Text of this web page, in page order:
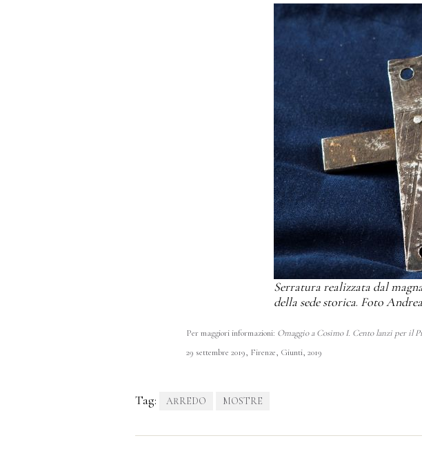
Serratura realizzata dal
della sede storica. Foto
Per maggiori informazioni: Omaggio a Cosimo I. Cento lanzi per il
29 settembre 2019, Firenze, Giunti, 2019
Tag: ARREDO MOSTRE